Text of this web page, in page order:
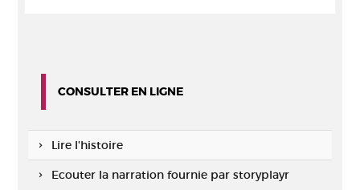
CONSULTER EN LIGNE
Lire l'histoire
Ecouter la narration fournie par storyplayr